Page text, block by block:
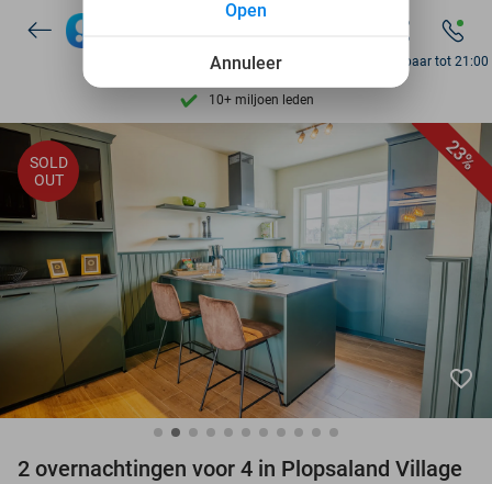
7 dagen per week beschikbaar
10+ miljoen leden
9,4 op basis van
Ontdek 15.000+ deals
7 dagen per week beschikbaar
10+ miljoen leden
Bereikbaar tot 21:00
23%
SOLD
OUT
favorite_border
2 overnachtingen voor 4 in Plopsaland Village
Annuleer
Open